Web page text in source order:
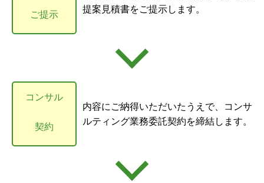
ご提示
提案見積書をご提示します。
コンサル
契約
内容にご納得いただいたうえで、コンサ
ルティング業務委託契約を締結します。